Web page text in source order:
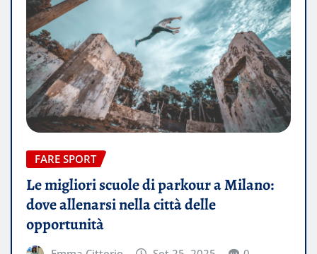
FARE SPORT
Le migliori scuole di parkour a Milano:
dove allenarsi nella città delle
opportunità